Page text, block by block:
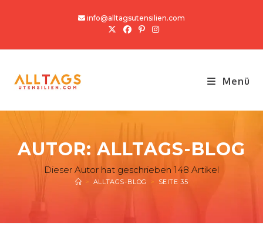
info@alltagsutensilien.com
Menü
AUTOR: ALLTAGS-BLOG
Dieser Autor hat geschrieben 148 Artikel
> ALLTAGS-BLOG > SEITE 35